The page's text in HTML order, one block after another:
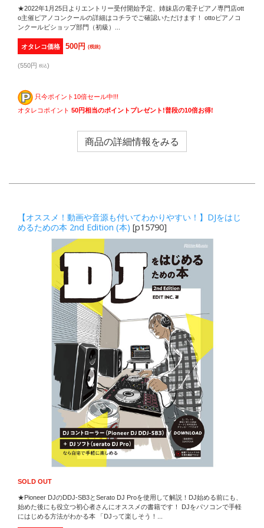
★2022年1月25日よりエントリー受付開始予定、姉妹店の電子ピアノ専門店ott
o主催ピアノコンクールの詳細はコチラでご確認いただけます！ ottoピアノコ
ンクールビショップ部門（初級）...
オタレコ価格 500円(税抜)
(550円 税込)
只今ポイント10倍セール中!!!
オタレコポイント 50円相当のポイントプレゼント!普段の10倍お得!
商品の詳細情報をみる
【オススメ！動画や音源も付いてわかりやすい！】DJをはじ
めるための本 2nd Edition (本) [p15790]
SOLD OUT
★Pioneer DJのDDJ-SB3とSerato DJ Proを使用して解説！DJ始める前にも、
始めた後にも役立つ初心者さんにオススメの書籍です！ DJをパソコンで手軽
にはじめる方法がわかる本 「DJって楽しそう！...